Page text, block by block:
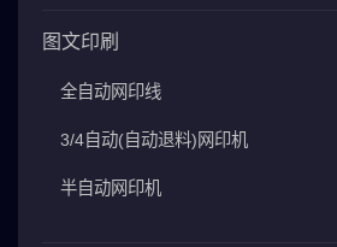
图文印刷
全自动网印线
3/4自动(自动退料)网印机
半自动网印机